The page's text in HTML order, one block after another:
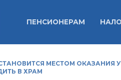
ПЕНСИОНЕРАМ
МЕСТОМ ОКАЗАНИЯ
В ХРАМ